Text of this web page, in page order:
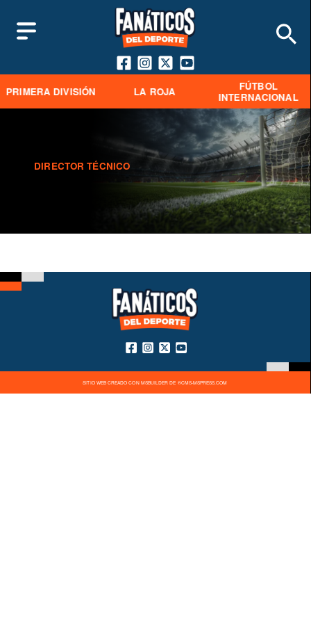
PRIMERA DIVISIÓN LA ROJA
FÚTBOL
INTERNACIONAL
DIRECTOR TÉCNICO
SITIO WEB CREADO CON MSBUILDER DE ®CMS-MSPRESS.COM